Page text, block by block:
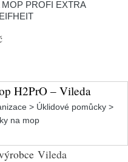
PROFI EXTRA
H2PrO – Vileda
> Úklidové pomůcky >
na mop
Vileda